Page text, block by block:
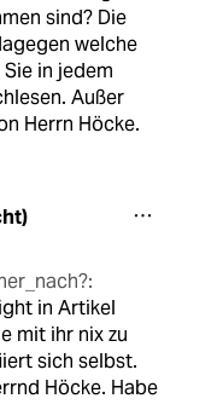
sind? Die
welche
in jedem
Außer
Herrn Höcke.
in Artikel
mit ihr nix zu
sich selbst.
Höcke. Habe